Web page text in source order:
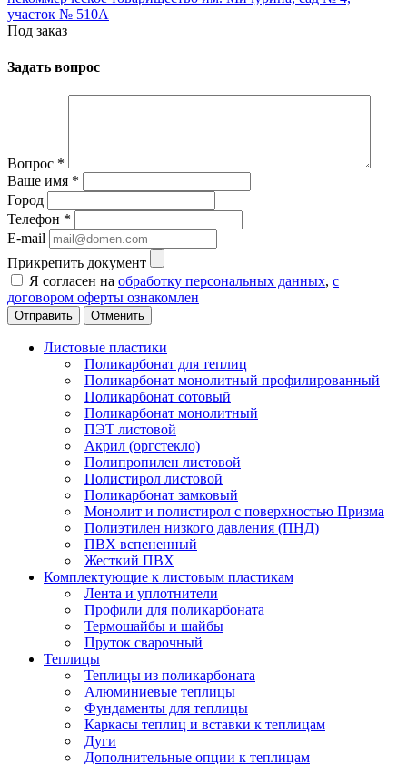
участок № 510А
Под заказ
Задать вопрос
Вопрос *
Ваше имя *
Город
Телефон *
E-mail
Прикрепить документ
Я согласен на обработку персональных данных, с
договором оферты ознакомлен
Отменить
Листовые пластики
Поликарбонат для теплиц
Поликарбонат монолитный профилированный
Поликарбонат сотовый
Поликарбонат монолитный
ПЭТ листовой
Акрил (оргстекло)
Полипропилен листовой
Полистирол листовой
Поликарбонат замковый
Монолит и полистирол с поверхностью Призма
Полиэтилен низкого давления (ПНД)
ПВХ вспененный
Жесткий ПВХ
Комплектующие к листовым пластикам
Лента и уплотнители
Профили для поликарбоната
Термошайбы и шайбы
Пруток сварочный
Теплицы
Теплицы из поликарбоната
Алюминиевые теплицы
Фундаменты для теплицы
Каркасы теплиц и вставки к теплицам
Дуги
Дополнительные опции к теплицам